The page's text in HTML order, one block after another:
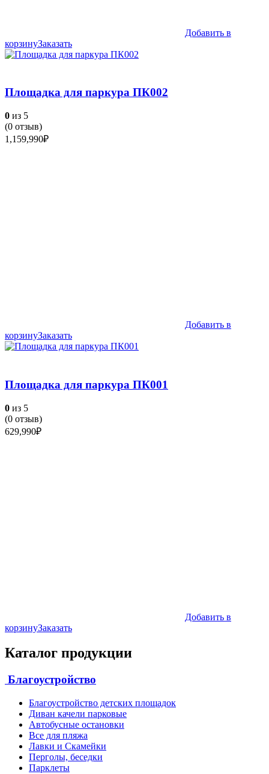
Добавить в
корзинуЗаказать
Площадка для паркура ПК002
0 из 5
(0 отзыв)
1,159,990₽
Добавить в
корзинуЗаказать
Площадка для паркура ПК001
0 из 5
(0 отзыв)
629,990₽
Добавить в
корзинуЗаказать
Каталог продукции
Благоустройство
Благоустройство детских площадок
Диван качели парковые
Автобусные остановки
Все для пляжа
Лавки и Скамейки
Перголы, беседки
Парклеты